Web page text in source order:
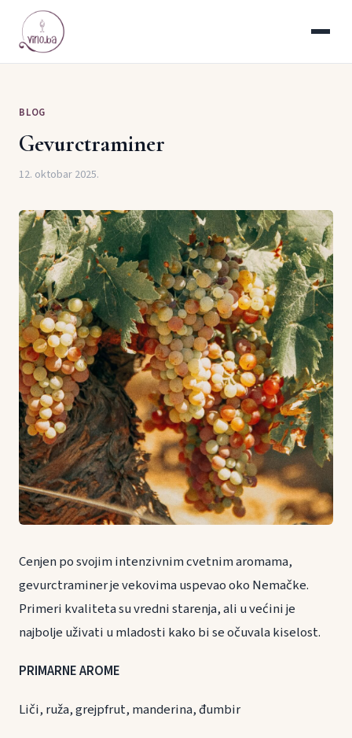
BLOG
Gevurctraminer
12. oktobar 2025.
Cenjen po svojim intenzivnim cvetnim aromama,
gevurctraminer je vekovima uspevao oko Nemačke.
Primeri kvaliteta su vredni starenja, ali u većini je
najbolje uživati u mladosti kako bi se očuvala kiselost.
PRIMARNE AROME
Liči, ruža, grejpfrut, manderina, đumbir